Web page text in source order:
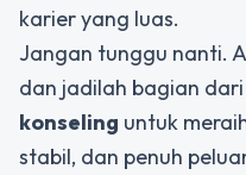
karier yang luas.
Jangan tunggu nanti.
dan jadilah bagian dari
konseling untuk
stabil, dan penuh